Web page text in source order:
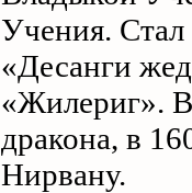
Учения.
«Десанги
«Жилериг». В
дракона, в
Нирвану.